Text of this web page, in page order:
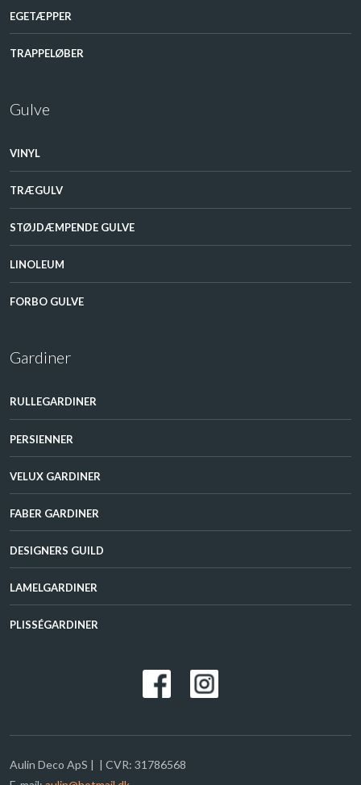
EGETÆPPER​
TRAPPELØBER
Gulve
VINYL
TRÆGULV​
STØJDÆMPENDE GULVE​
LINOLEUM​
FORBO GULVE
Gardiner
RULLEGARDINER
PERSIENNER​
VELUX GARDINER​
FABER GARDINER​
DESIGNERS GUILD​
LAMELGARDINER​
PLISSÉGARDINER
Aulin Deco ApS | | CVR: 31786568